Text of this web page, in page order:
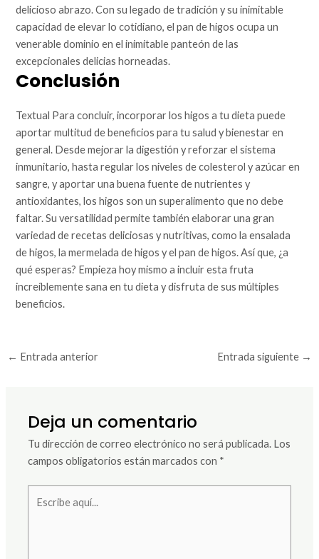
delicioso abrazo. Con su legado de tradición y su inimitable
capacidad de elevar lo cotidiano, el pan de higos ocupa un
venerable dominio en el inimitable panteón de las
excepcionales delicias horneadas.
Conclusión
Textual Para concluir, incorporar los higos a tu dieta puede
aportar multitud de beneficios para tu salud y bienestar en
general. Desde mejorar la digestión y reforzar el sistema
inmunitario, hasta regular los niveles de colesterol y azúcar en
sangre, y aportar una buena fuente de nutrientes y
antioxidantes, los higos son un superalimento que no debe
faltar. Su versatilidad permite también elaborar una gran
variedad de recetas deliciosas y nutritivas, como la ensalada
de higos, la mermelada de higos y el pan de higos. Así que, ¿a
qué esperas? Empieza hoy mismo a incluir esta fruta
increíblemente sana en tu dieta y disfruta de sus múltiples
beneficios.
← Entrada anterior Entrada siguiente →
Deja un comentario
Tu dirección de correo electrónico no será publicada. Los
campos obligatorios están marcados con *
aquí...